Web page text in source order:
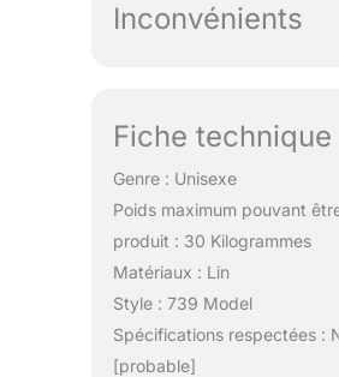
【
Inconvénients
Fiche technique
Genre : Unisexe
Poids maximum pouvant
produit : 30 Kilogrammes
Matériaux : Lin
Style : 739 Model
Spécifications respectées :
[probable]